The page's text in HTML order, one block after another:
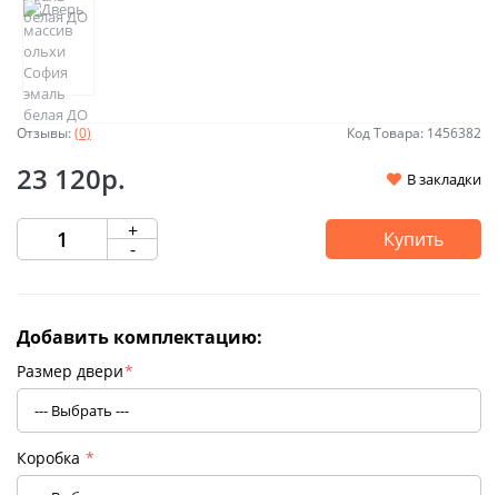
Отзывы:(0) Код Товара: 1456382
23 120р. В закладки
+
- Купить
Добавить комплектацию:
Размер двери*
Коробка *